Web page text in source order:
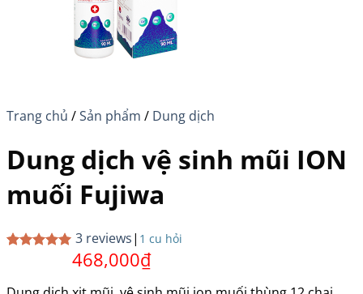
Trang chủ /Sản phẩm / Dung dịch
Dung dịch vệ sinh mũi ION
muối Fujiwa
đánh giá
3 reviews| 1 cu hỏi
468,000₫